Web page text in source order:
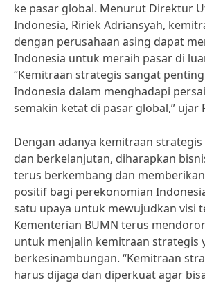
ke pasar global. Menurut Direktur
Indonesia, Ririek Adriansyah,
dengan perusahaan asing dapat
Indonesia untuk meraih pasar di
“Kemitraan strategis sangat
Indonesia dalam menghadapi
semakin ketat di pasar global,” ujar
Dengan adanya kemitraan
dan berkelanjutan, diharapkan
terus berkembang dan
positif bagi perekonomian
satu upaya untuk mewujudkan visi
Kementerian BUMN terus
untuk menjalin kemitraan strategis
berkesinambungan. “Kemitraan
harus dijaga dan diperkuat agar